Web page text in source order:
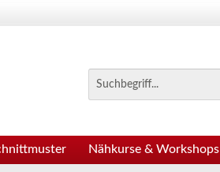
Nähkurse & Workshops